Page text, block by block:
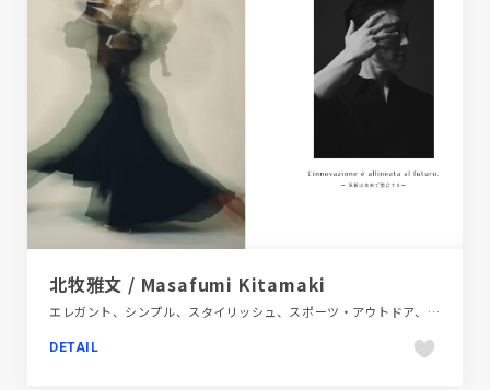
北牧雅文 / Masafumi Kitamaki
エレガント、シンプル、スタイリッシュ、スポーツ・アウトドア、フラットデザイン、ブラック系 、ホワイト系、ポートフォリオ、単色・モノクロ、大きめ写真
DETAIL